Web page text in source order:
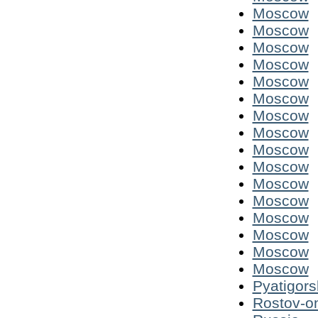
Moscow
Moscow
Moscow
Moscow
Moscow
Moscow
Moscow
Moscow
Moscow
Moscow
Moscow
Moscow
Moscow
Moscow
Moscow
Moscow
Rostov-